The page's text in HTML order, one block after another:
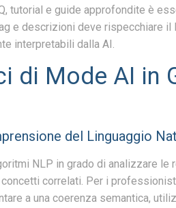
tutorial e guide approfondite è
e descrizioni deve rispecchiare il
interpretabili dalla AI.
di Mode AI in
del Linguaggio
NLP in grado di analizzare le
correlati. Per i
a una coerenza semantica,